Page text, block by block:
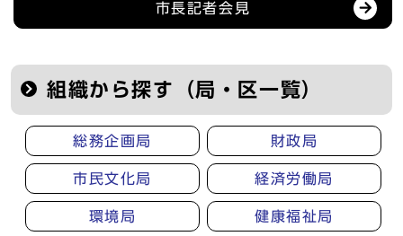
市長記者会見
組織から探す（局・区一覧）
総務企画局 財政局
市民文化局 経済労働局
環境局 健康福祉局